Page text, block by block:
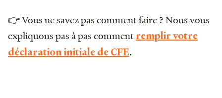
👉 Vous ne savez pas comment faire ? Nous vous
expliquons pas à pas comment remplir votre
déclaration initiale de CFE.